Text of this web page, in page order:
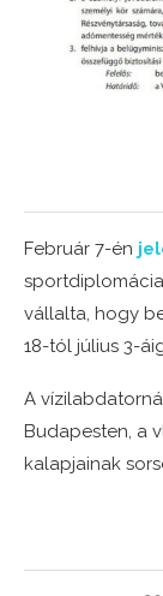
Február 7-én
vállalta, hogy
18-tól július 3-
A
Budapesten, a
kalapjainak